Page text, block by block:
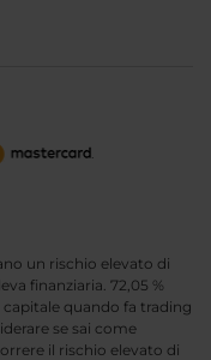
un rischio elevato di
finanziaria. 72,05 %
quando fa trading
se sai come
il rischio elevato di